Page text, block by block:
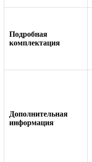
Подробная
комплектация
Дополнительная
информация